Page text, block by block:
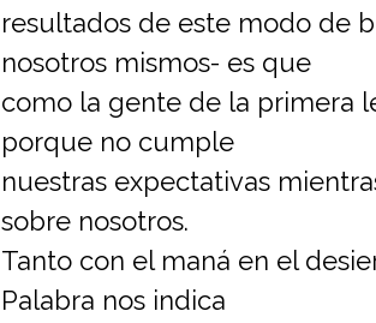
resultados de este modo de
nosotros mismos- es que
como la gente de la primera
porque no cumple
nuestras expectativas
sobre nosotros.
Tanto con el maná en el
Palabra nos indica